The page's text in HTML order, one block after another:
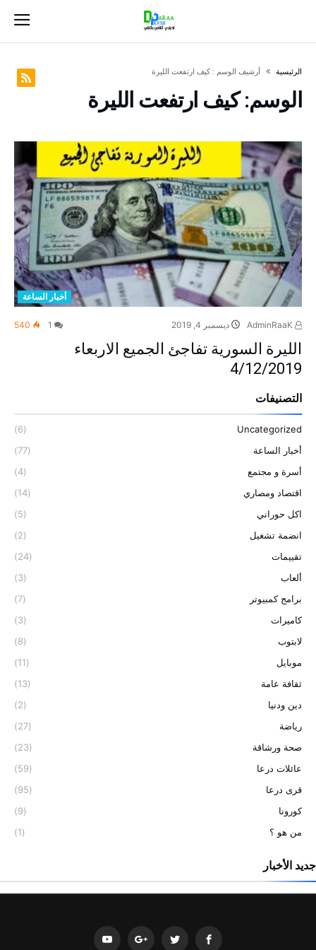
‫الرئيسية‬ ‫أرشيف الوسم :‬ كيف ارتفعت الليرة
الوسم:كيف ارتفعت الليرة
أخبار الساعة
ديسمبر 4, 2019 540
الليرة السورية تفاجئ الجميع الاربعاء
4/12/2019
التصنيفات
Uncategorized
(6)
أخبار الساعة
(77)
أسرة و مجتمع
(4)
اقتصاد ومصاري
(14)
اكل حوراني
(5)
انضمة تشغيل
(2)
تقييمات
(24)
ألعاب
(3)
برامج كمبيوتر
(7)
كاميرات
(3)
لابتوب
(8)
موبايل
(11)
ثقافة عامة
(13)
دين ودنيا
(2)
رياضة
(27)
صحة ورشاقة
(23)
عائلات درعا
(59)
قرى درعا
(95)
كورونا
(9)
من هو ؟
(1)
جديد الأخبار